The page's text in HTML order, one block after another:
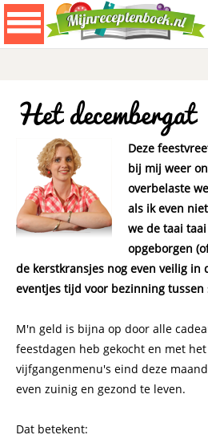
Het decembergat
Deze
bij mij weer
overbelaste
als ik even
we de taai
opgeborgen
de kerstkransjes nog even veilig in
eventjes tijd voor bezinning
M'n geld is bijna op door alle
feestdagen heb gekocht en met
vijfgangenmenu's eind deze
even zuinig en gezond te leven.
Dat betekent: